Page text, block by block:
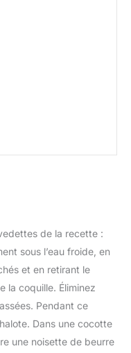
de la recette :
sous l’eau froide, en
et en retirant le
la coquille. Éliminez
Pendant ce
Dans une cocotte
une noisette de beurre